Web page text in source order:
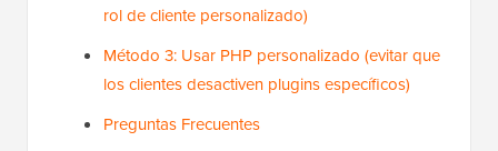
rol de cliente personalizado)
Método 3: Usar PHP personalizado (evitar que
los clientes desactiven plugins específicos)
Preguntas Frecuentes